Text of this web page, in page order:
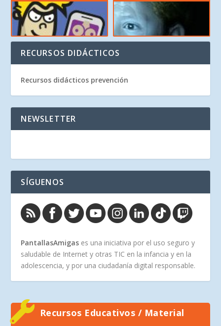
RECURSOS DIDÁCTICOS
Recursos didácticos prevención
NEWSLETTER
SÍGUENOS
PantallasAmigas es una iniciativa por el uso seguro y
saludable de Internet y otras TIC en la infancia y en la
adolescencia, y por una ciudadanía digital responsable.
Recursos Educativos / Material